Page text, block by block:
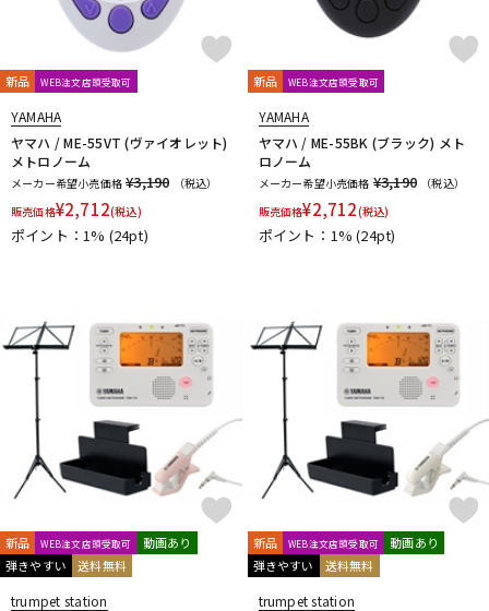
新品 WEB注文店頭受取可
YAMAHA
ヤマハ / ME-55VT (ヴァイオレット)
メトロノーム
メーカー希望小売価格 ¥3,190
（税込）
販売価格¥2,712(税込)
ポイント：1% (24pt)
新品 WEB注文店頭受取可
YAMAHA
ヤマハ / ME-55BK (ブラック) メト
ロノーム
メーカー希望小売価格 ¥3,190
（税込）
販売価格¥2,712(税込)
ポイント：1%(24pt)
新品 WEB注文店頭受取可
動画あり
弾きやすい
送料無料
trumpet station
新品 WEB注文店頭受取可
動画あり
弾きやすい
送料無料
trumpet station